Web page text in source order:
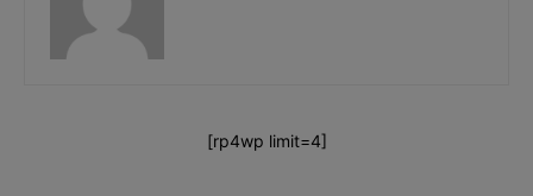
[rp4wp limit=4]